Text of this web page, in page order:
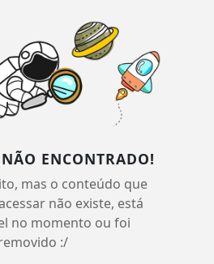
ENCONTRADO!
mas o conteúdo que
não existe, está
no momento ou foi
:/